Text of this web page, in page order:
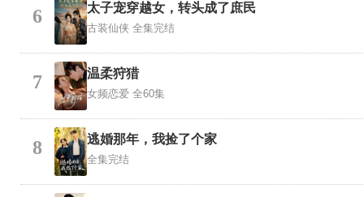
6 太子宠穿越女，转头成了庶民
古装仙侠 全集完结
7 温柔狩猎
女频恋爱 全60集
8 逃婚那年，我捡了个家
全集完结